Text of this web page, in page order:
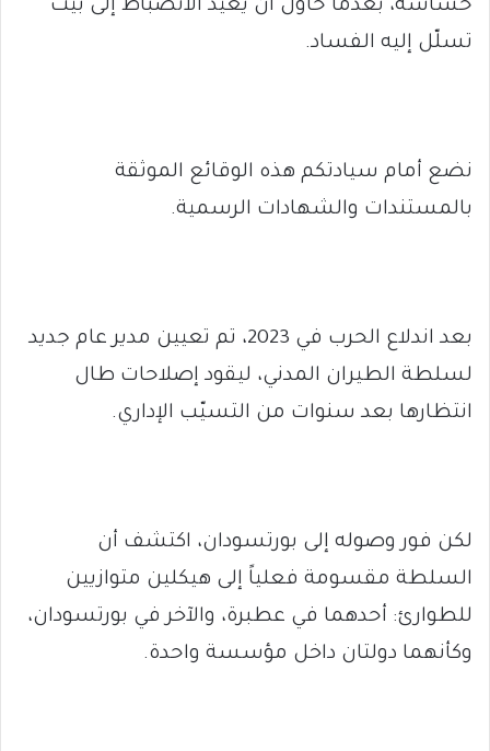
حساسة، بعدما حاول أن يُعيد الانضباط إلى بيت
تسلّل إليه الفساد.
نضع أمام سيادتكم هذه الوقائع الموثقة
بالمستندات والشهادات الرسمية.
بعد اندلاع الحرب في 2023، تم تعيين مدير عام جديد
لسلطة الطيران المدني، ليقود إصلاحات طال
انتظارها بعد سنوات من التسيّب الإداري.
لكن فور وصوله إلى بورتسودان، اكتشف أن
السلطة مقسومة فعلياً إلى هيكلين متوازيين
للطوارئ: أحدهما في عطبرة، والآخر في بورتسودان،
وكأنهما دولتان داخل مؤسسة واحدة.